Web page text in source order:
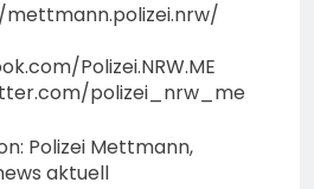
Polizei.NRW.ME
polizei_nrw_me
Polizei Mettmann,
aktuell